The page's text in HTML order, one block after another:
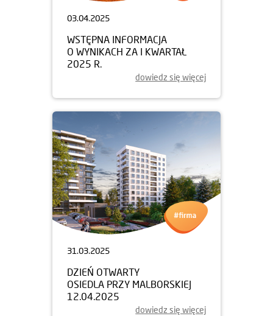
03.04.2025
WSTĘPNA INFORMACJA
O WYNIKACH ZA I KWARTAŁ
2025 R.
dowiedz się więcej
31.03.2025
DZIEŃ OTWARTY
OSIEDLA PRZY MALBORSKIEJ
12.04.2025
dowiedz się więcej